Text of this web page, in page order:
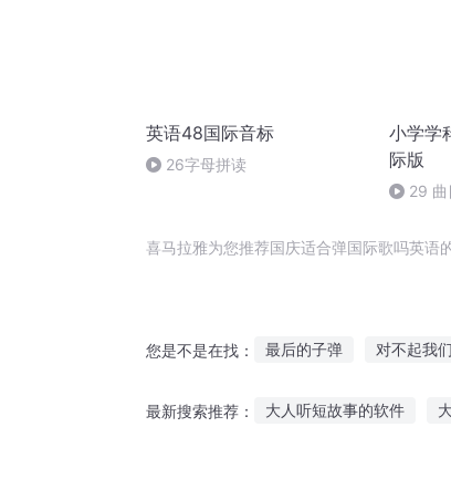
英语48国际音标
26字母拼读
小学学
际版
29
喜马拉雅为您推荐国庆适合弹国际歌吗英语
您是不是在找： 最后的子弹 对不起我
最新搜索推荐： 大人听短故事的软件